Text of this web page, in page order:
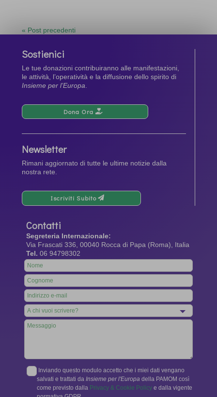
« Post precedenti
Sostienici
Le tue donazioni contribuiranno alle manifestazioni,
le attività, l’operatività e la diffusione dello spirito di
Insieme per l’Europa
Dona Ora
Newsletter
Rimani aggiornato di tutte le ultime notizie dalla
nostra rete.
Iscriviti Subito
Contatti
Segreteria Internazionale:
Via Frascati 336, 00040 Rocca di Papa (Roma), Italia
Tel. 06 94798302
Leave
this
field
blank
Inviando questo modulo accetto che i miei dati vengano
salvati e trattati da Insieme per l'Europa della PAMOM così
come previsto dalla Privacy & Cookie Policy e dalla vigente